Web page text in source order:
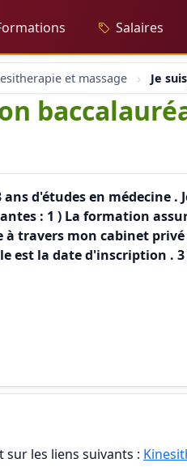
Salaires
et massage Je
d'études en médecine
: 1 ) La formation
travers mon cabinet
est la date d'inscription .
les liens suivants :